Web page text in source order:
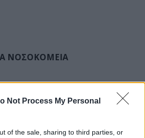
Not Process My Personal
of the sale, sharing to third parties, or
ΝΟΣΟΚΟΜΕΙΑ